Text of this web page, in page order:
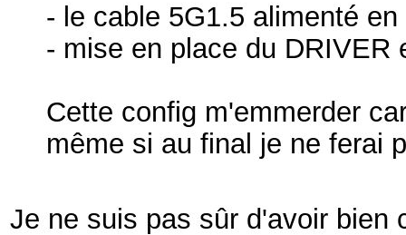
- le cable 5G1.5 alimenté en
- mise en place du DRIVER
Cette config m'emmerder
même si au final je ne ferai
Je ne suis pas sûr d'avoir bien